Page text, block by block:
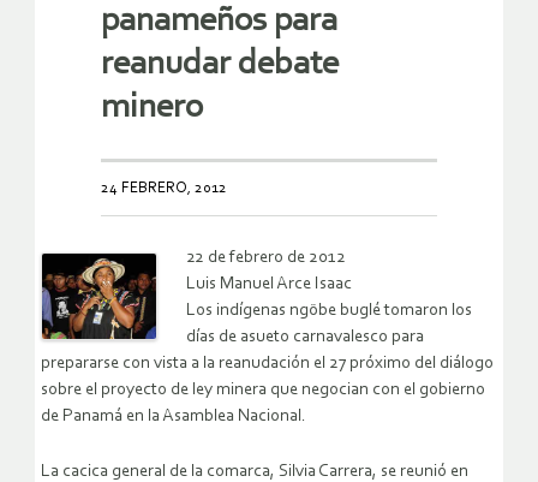
panameños para
reanudar debate
minero
24 FEBRERO, 2012
22 de febrero de 2012
Luis Manuel Arce Isaac
Los indígenas ngöbe buglé tomaron los
días de asueto carnavalesco para
prepararse con vista a la reanudación el 27 próximo del diálogo
sobre el proyecto de ley minera que negocian con el gobierno
de Panamá en la Asamblea Nacional.
La cacica general de la comarca, Silvia Carrera, se reunió en